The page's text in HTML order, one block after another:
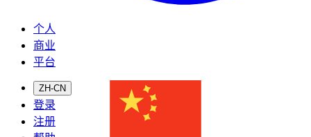
个人
商业
平台
ZH-CN
登录
注册